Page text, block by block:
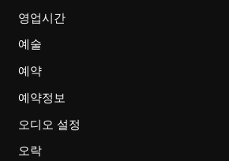
영업시간
예술
예약
예약정보
오디오 설정
오락